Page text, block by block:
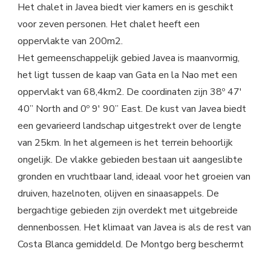
Het chalet in Javea biedt vier kamers en is geschikt
voor zeven personen. Het chalet heeft een
oppervlakte van 200m2.
Het gemeenschappelijk gebied Javea is maanvormig,
het ligt tussen de kaap van Gata en la Nao met een
oppervlakt van 68,4km2. De coordinaten zijn 38º 47′
40” North and 0º 9′ 90” East. De kust van Javea biedt
een gevarieerd landschap uitgestrekt over de lengte
van 25km. In het algemeen is het terrein behoorlijk
ongelijk. De vlakke gebieden bestaan uit aangeslibte
gronden en vruchtbaar land, ideaal voor het groeien van
druiven, hazelnoten, olijven en sinaasappels. De
bergachtige gebieden zijn overdekt met uitgebreide
dennenbossen. Het klimaat van Javea is als de rest van
Costa Blanca gemiddeld. De Montgo berg beschermt